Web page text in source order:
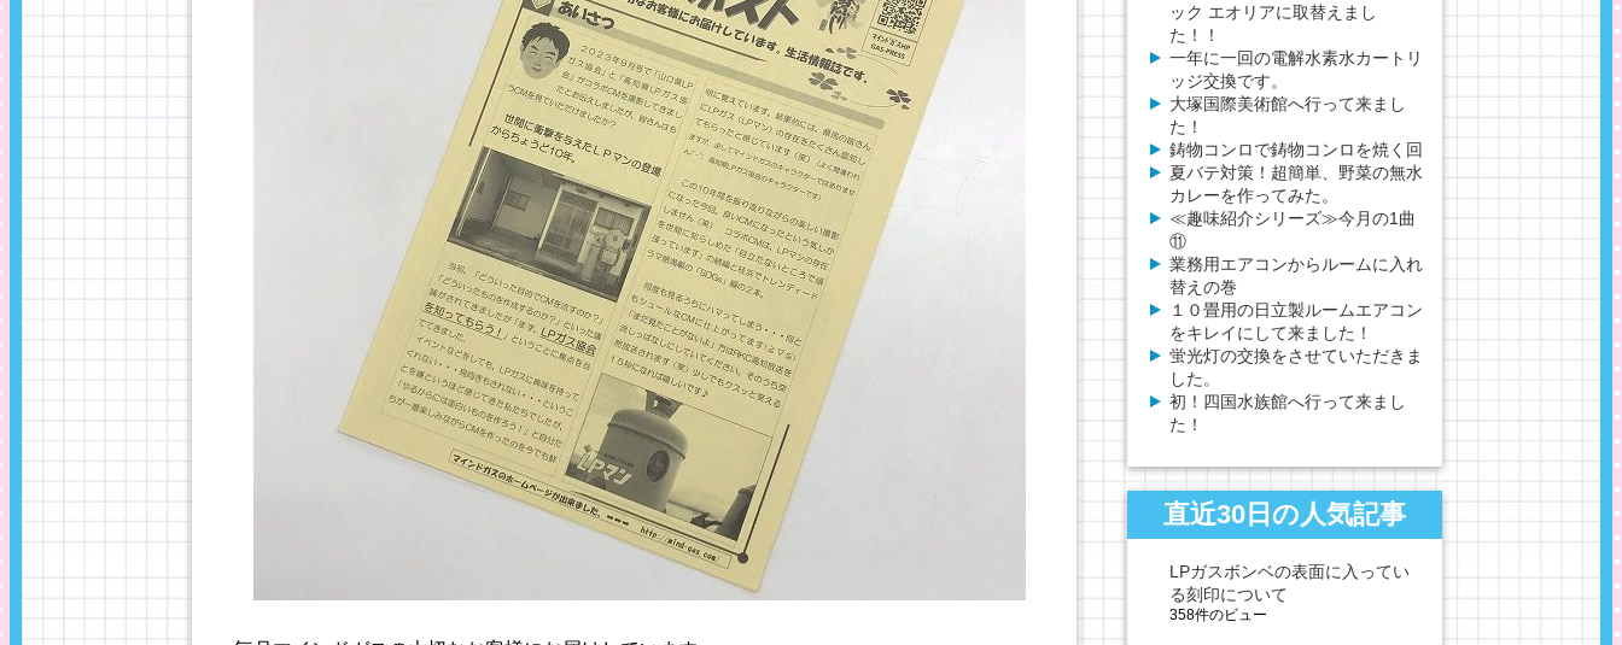
ック エオリアに取替えまし
た！！
一年に一回の電解水素水カートリ
ッジ交換です。
大塚国際美術館へ行って来まし
た！
鋳物コンロで鋳物コンロを焼く回
夏バテ対策！超簡単、野菜の無水
カレーを作ってみた。
≪趣味紹介シリーズ≫今月の1曲
⑪
業務用エアコンからルームに入れ
替えの巻
１０畳用の日立製ルームエアコン
をキレイにして来ました！
蛍光灯の交換をさせていただきま
した。
初！四国水族館へ行って来まし
た！
直近30日の人気記事
LPガスボンベの表面に入ってい
る刻印について
358件のビュー